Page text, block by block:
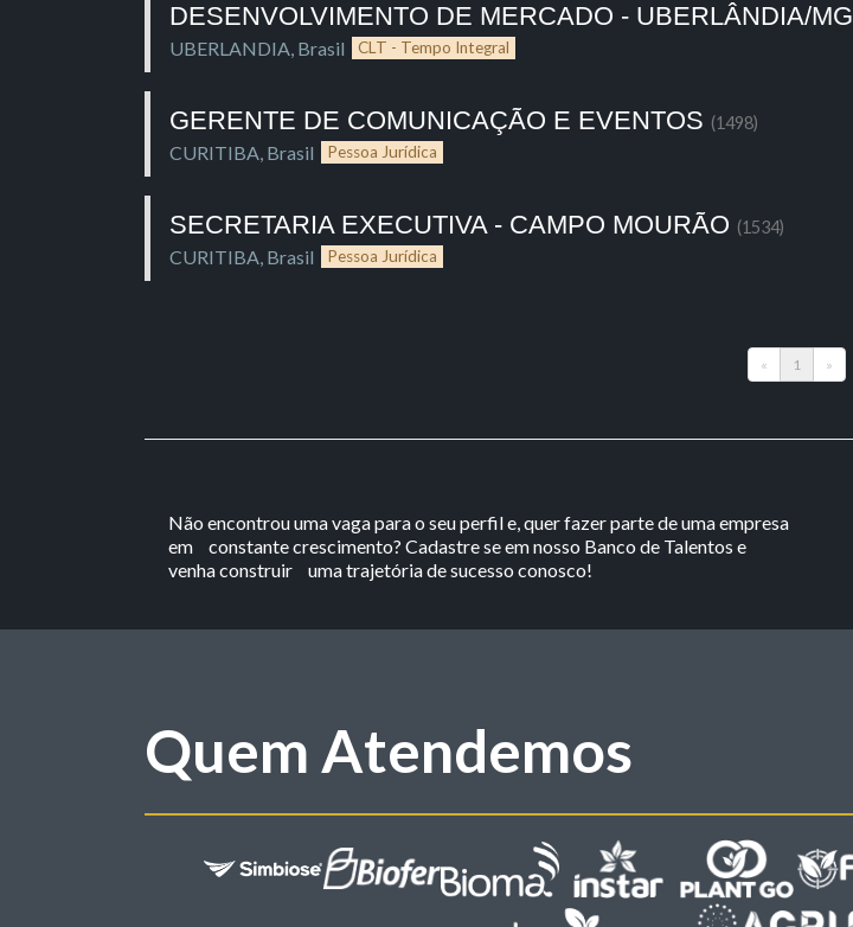
DESENVOLVIMENTO DE MERCADO - UBERLÂNDIA/MG
UBERLANDIA, Brasil CLT - Tempo Integral
GERENTE DE COMUNICAÇÃO E EVENTOS (1498)
CURITIBA, Brasil Pessoa Jurídica
SECRETARIA EXECUTIVA - CAMPO MOURÃO (1534)
CURITIBA, Brasil Pessoa Jurídica
« 1 »
Não encontrou uma vaga para o seu perfil e, quer fazer parte de uma empresa
em constante crescimento? Cadastre se em nosso Banco de Talentos e
venha construir uma trajetória de sucesso conosco!
Quem Atendemos